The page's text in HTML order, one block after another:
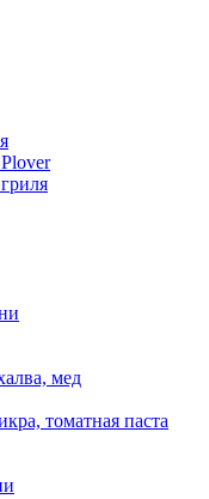
мед
томатная паста